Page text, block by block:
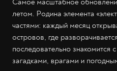
летом. Родина элемента
частями: каждый месяц
островов, где
последовательно
загадками, врагами и